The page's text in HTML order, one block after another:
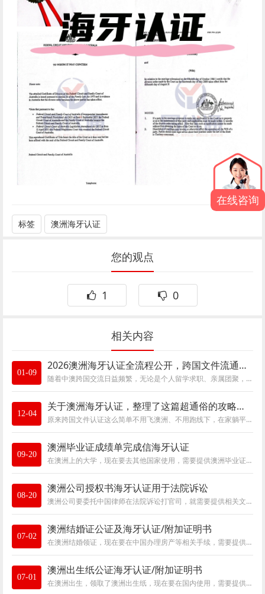
标签 澳洲海牙认证
您的观点
1 0
相关内容
01-09
2026澳洲海牙认证全流程公开，跨国文件流通必备指南
随着中澳跨国交流日益频繁，无论是个人留学求职、亲属团聚，还是企业跨境投资、商业合作，文件的国际合法性认证成为关键环节。作为海牙公约成
12-04
关于澳洲海牙认证，整理了这篇超通俗的攻略，连我妈都能看懂
原来跨国文件认证这么简单不用飞澳洲、不用跑线下，在家躺平就能办澳洲海牙认证，120 多个国家直接认，留学、移民、结婚、做生意都能用！整理了
09-20
澳洲毕业证成绩单完成信海牙认证
在澳洲上的大学，现在要去其他国家使用，需要提供澳洲毕业证、成绩单及完成信的公证及海牙认证。由于澳洲是海牙认证成员国国，因此拿到美国、
08-20
澳洲公司授权书海牙认证用于法院诉讼
澳洲公司要委托中国律师在法院诉讼打官司，就需要提供相关文书的海牙认证apostille文件。根据目前中国法院规定，境外公司要在立案诉讼，需要委托
07-02
澳洲结婚证公证及海牙认证/附加证明书
在澳洲结婚领证，现在要在中国办理房产等相关手续，需要提供澳洲结婚证公证认证件。由于中澳均为取消外国公文书认证要求的公约成员国，因此澳
07-01
澳洲出生纸公证海牙认证/附加证明书
在澳洲出生，领取了澳洲出生纸，现在要在国内使用，需要提供公证认证件。由于中国和澳洲都是取消外国文书认证要求的公约成员国，因此澳洲出生
在线咨询